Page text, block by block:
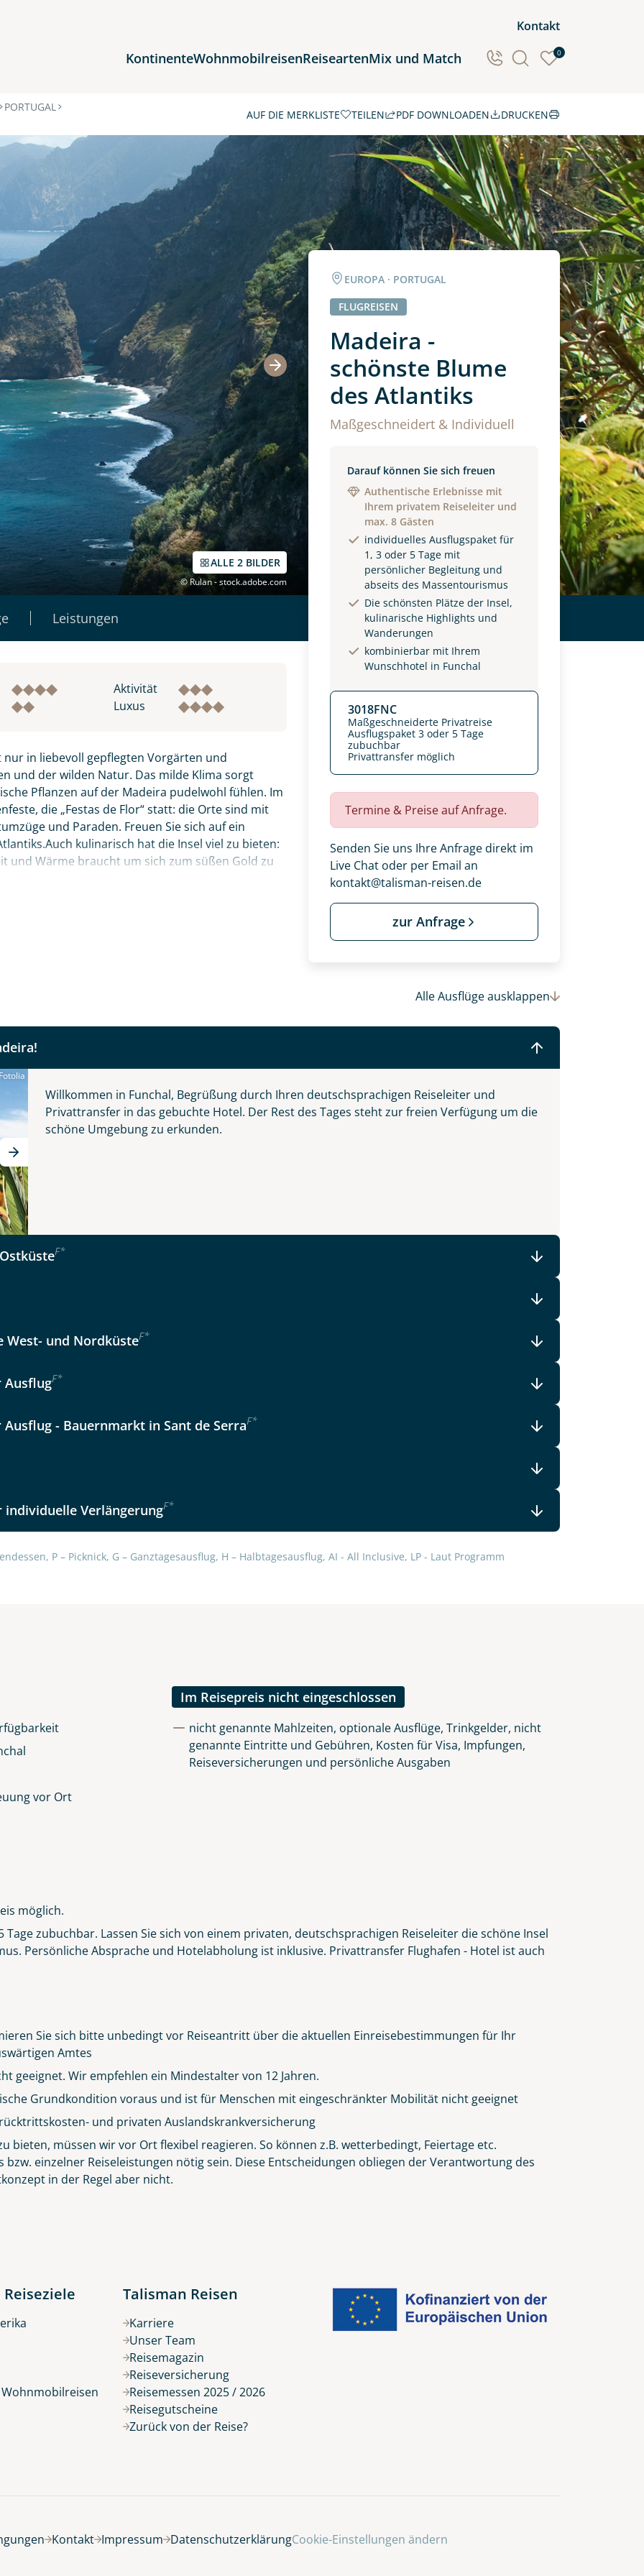
Kontakt
KontinenteWohnmobilreisenReiseartenMix und Match 0
Reiseziele
Afrika
Asien
Europa
Nordamerika
Ozeanien
Südamerika
PORTUGAL
AUF DIE MERKLISTE TEILEN
schönste Blume des Atlantiks
PDF DOWNLOADEN DRUCKEN
ALLE 2 BILDER
© Rulan - stock.adobe.com
Küste von Madeira nahe Santana
© Rulan - stock.adobe.com
Leistungen
EUROPA · PORTUGAL
FLUGREISEN
Madeira -
schönste Blume
des Atlantiks
Maßgeschneidert & Individuell
Darauf können Sie sich freuen
Authentische Erlebnisse mit
Ihrem privatem Reiseleiter und
max. 8 Gästen
individuelles Ausflugspaket für
1, 3 oder 5 Tage mit
persönlicher Begleitung und
abseits des Massentourismus
Die schönsten Plätze der Insel,
kulinarische Highlights und
Wanderungen
kombinierbar mit Ihrem
Wunschhotel in Funchal
3018FNC
Maßgeschneiderte Privatreise
Ausflugspaket 3 oder 5 Tage
zubuchbar
Privattransfer möglich
Termine & Preise auf Anfrage.
Senden Sie uns Ihre Anfrage direkt im
Live Chat oder per Email an
kontakt@talisman-reisen.de
zur Anfrage
Aktivität
Luxus
in liebevoll gepflegten Vorgärten und
und der wilden Natur. Das milde Klima sorgt
Pflanzen auf der Madeira pudelwohl fühlen. Im
die „Festas de Flor“ statt: die Orte sind mit
und Paraden. Freuen Sie sich auf ein
kulinarisch hat die Insel viel zu bieten:
und Wärme braucht um sich zum süßen Gold zu
Degenfisch, den Sie bitte zunächst probieren,
Alle Ausflügeausklappen
Willkommen in Funchal, Begrüßung durch Ihren deutschsprachigen Reiseleiter und
Privattransfer in das gebuchte Hotel. Der Rest des Tages steht zur freien Verfügung um die
schöne Umgebung zu erkunden.
F*
West- und NordküsteF*
AusflugF*
- Bauernmarkt in Sant de SerraF*
individuelle VerlängerungF*
P – Picknick, G – Ganztagesausflug, H – Halbtagesausflug, AI - All Inclusive, LP - Laut Programm
vor Ort
Im Reisepreis nicht eingeschlossen
nicht genannte Mahlzeiten, optionale Ausflüge, Trinkgelder, nicht
genannte Eintritte und Gebühren, Kosten für Visa, Impfungen,
Reiseversicherungen und persönliche Ausgaben
möglich.
zubuchbar. Lassen Sie sich von einem privaten, deutschsprachigen Reiseleiter die schöne Insel
Persönliche Absprache und Hotelabholung ist inklusive. Privattransfer Flughafen - Hotel ist auch
Sie sich bitte unbedingt vor Reiseantritt über die aktuellen Einreisebestimmungen für Ihr
Amtes
geeignet. Wir empfehlen ein Mindestalter von 12 Jahren.
Grundkondition voraus und ist für Menschen mit eingeschränkter Mobilität nicht geeignet
und privaten Auslandskrankversicherung
bieten, müssen wir vor Ort flexibel reagieren. So können z.B. wetterbedingt, Feiertage etc.
einzelner Reiseleistungen nötig sein. Diese Entscheidungen obliegen der Verantwortung des
in der Regel aber nicht.
Ihr Urlaub - so individuell wie Sie. Teilen Sie uns Ihre Wunschtermine für die Reise
kontaktieren Sie, um alles Weitere zu besprechen. Gemeinsam gestalten wir Ihre
Talisman Reisen
Karriere
Unser Team
Reisemagazin
Reiseversicherung
Reisemessen 2025 / 2026
Reisegutscheine
Zurück von der Reise?
Kontakt Impressum DatenschutzerklärungCookie-Einstellungen ändern